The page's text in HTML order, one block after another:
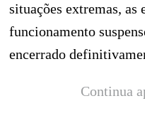
situações extremas, as
funcionamento
encerrado
Continua